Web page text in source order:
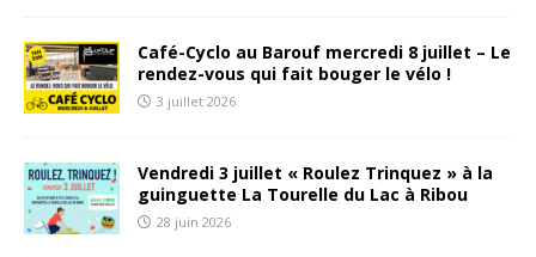
Café-Cyclo au Barouf mercredi 8 juillet – Le
rendez-vous qui fait bouger le vélo !
3 juillet 2026
Vendredi 3 juillet « Roulez Trinquez » à la
guinguette La Tourelle du Lac à Ribou
28 juin 2026